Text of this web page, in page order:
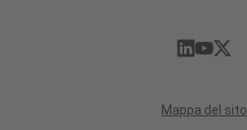
Mappa del sito